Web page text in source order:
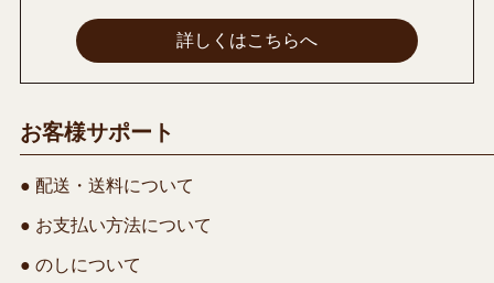
詳しくはこちらへ
お客様サポート
● 配送・送料について
● お支払い方法について
● のしについて